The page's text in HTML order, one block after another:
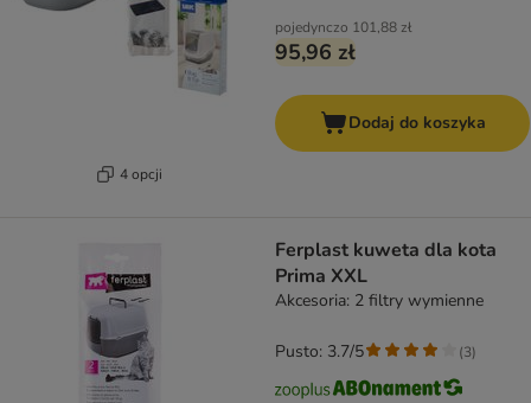
4 opcji
pojedynczo 101,88 zł
95,96 zł
Dodaj do koszyka
Ferplast kuweta dla kota
Prima XXL
Akcesoria: 2 filtry wymienne
Pusto: 3.7/5 (3)